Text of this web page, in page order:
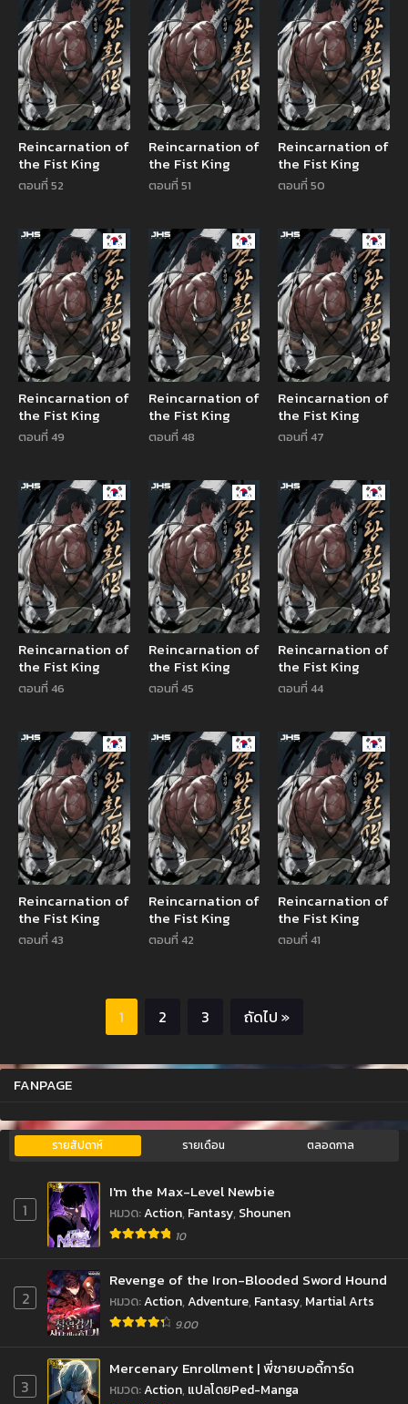
Reincarnation of
the Fist King
ตอนที่ 52
Reincarnation of
the Fist King
ตอนที่ 51
Reincarnation of
the Fist King
ตอนที่ 50
Manhwa
Reincarnation of
the Fist King
ตอนที่ 49
Manhwa
Reincarnation of
the Fist King
ตอนที่ 48
Reincarnation of
the Fist King
ตอนที่ 47
Manhwa
Reincarnation of
the Fist King
ตอนที่ 46
Manhwa
Reincarnation of
the Fist King
ตอนที่ 45
Reincarnation of
the Fist King
ตอนที่ 44
Manhwa
Reincarnation of
the Fist King
ตอนที่ 43
Manhwa
Reincarnation of
the Fist King
ตอนที่ 42
Reincarnation of
the Fist King
ตอนที่ 41
1 2 3 ถัดไป »
FANPAGE
รายสัปดาห์ รายเดือน ตลอดกาล
1
I'm the Max-Level Newbie
หมวด:Action, Fantasy, Shounen
10
2
Revenge of the Iron-Blooded Sword Hound
หมวด:Action,Adventure, Fantasy, Martial Arts
9.00
3
Mercenary Enrollment | พี่ชายบอดี้การ์ด
หมวด:Action, แปลโดยPed-Manga